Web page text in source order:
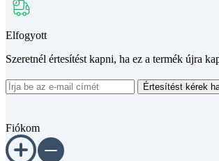
Elfogyott
Szeretnél értesítést kapni, ha ez a termék újra
Értesítést kérek
Fiókom